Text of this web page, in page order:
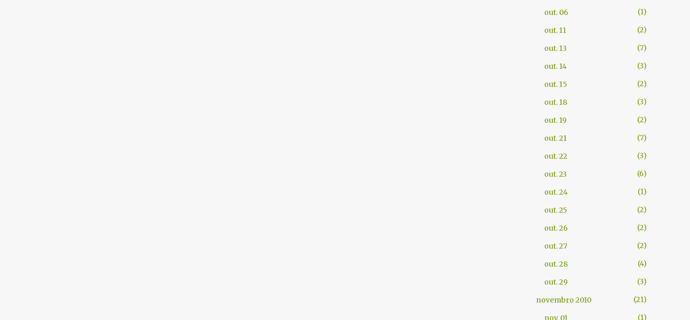
out. 06
1
out. 11
2
out. 13
7
out. 14
3
out. 15
2
out. 18
3
out. 19
2
out. 21
7
out. 22
3
out. 23
6
out. 24
1
out. 25
2
out. 26
2
out. 27
2
out. 28
4
out. 29
3
novembro 2010
21
nov. 01
1